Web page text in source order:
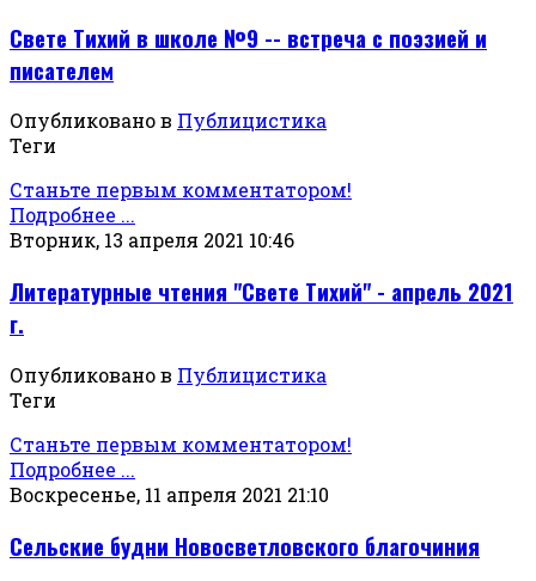
Свете Тихий в школе №9 -- встреча с поэзией и
писателем
Опубликовано в Публицистика
Теги
Станьте первым комментатором!
Подробнее ...
Вторник, 13 апреля 2021 10:46
Литературные чтения "Свете Тихий" - апрель 2021
г.
Опубликовано в Публицистика
Теги
Станьте первым комментатором!
Подробнее ...
Воскресенье, 11 апреля 2021 21:10
Сельские будни Новосветловского благочиния